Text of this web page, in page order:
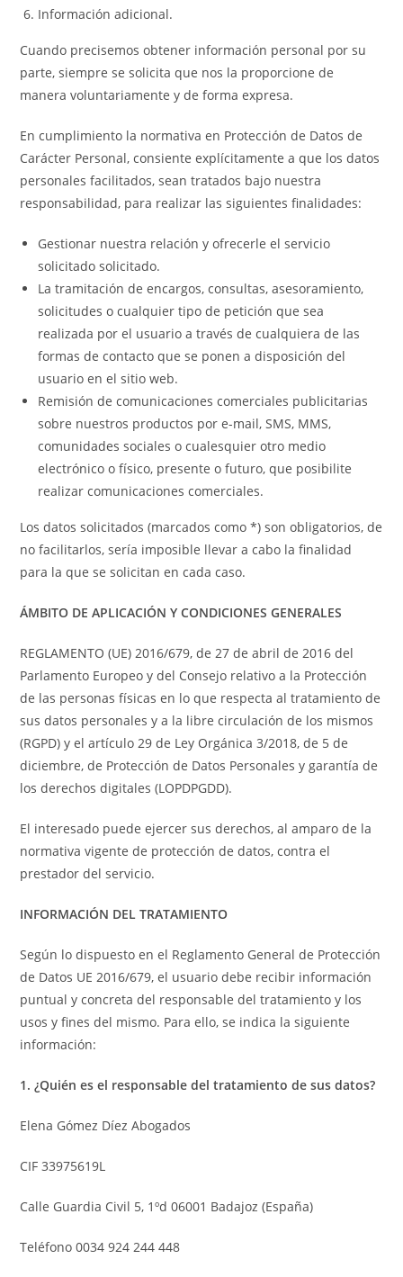
Información adicional.
Cuando precisemos obtener información personal por su
parte, siempre se solicita que nos la proporcione de
manera voluntariamente y de forma expresa.
En cumplimiento la normativa en Protección de Datos de
Carácter Personal, consiente explícitamente a que los datos
personales facilitados, sean tratados bajo nuestra
responsabilidad, para realizar las siguientes finalidades:
Gestionar nuestra relación y ofrecerle el servicio
solicitado solicitado.
La tramitación de encargos, consultas, asesoramiento,
solicitudes o cualquier tipo de petición que sea
realizada por el usuario a través de cualquiera de las
formas de contacto que se ponen a disposición del
usuario en el sitio web.
Remisión de comunicaciones comerciales publicitarias
sobre nuestros productos por e-mail, SMS, MMS,
comunidades sociales o cualesquier otro medio
electrónico o físico, presente o futuro, que posibilite
realizar comunicaciones comerciales.
Los datos solicitados (marcados como *) son obligatorios, de
no facilitarlos, sería imposible llevar a cabo la finalidad
para la que se solicitan en cada caso.
ÁMBITO DE APLICACIÓN Y CONDICIONES GENERALES
REGLAMENTO (UE) 2016/679, de 27 de abril de 2016 del
Parlamento Europeo y del Consejo relativo a la Protección
de las personas físicas en lo que respecta al tratamiento de
sus datos personales y a la libre circulación de los mismos
(RGPD) y el artículo 29 de Ley Orgánica 3/2018, de 5 de
diciembre, de Protección de Datos Personales y garantía de
los derechos digitales (LOPDPGDD).
El interesado puede ejercer sus derechos, al amparo de la
normativa vigente de protección de datos, contra el
prestador del servicio.
INFORMACIÓN DEL TRATAMIENTO
Según lo dispuesto en el Reglamento General de Protección
de Datos UE 2016/679, el usuario debe recibir información
puntual y concreta del responsable del tratamiento y los
usos y fines del mismo. Para ello, se indica la siguiente
información:
1. ¿Quién es el responsable del tratamiento de sus datos?
Elena Gómez Díez Abogados
CIF 33975619L
Calle Guardia Civil 5, 1ºd 06001 Badajoz (España)
Teléfono 0034 924 244 448